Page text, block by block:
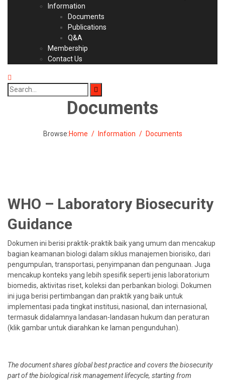
Information
Documents
Publications
Q&A
Membership
Contact Us
Search
for:
Documents
Browse:Home Information Documents
WHO – Laboratory Biosecurity
Guidance
Dokumen ini berisi praktik-praktik baik yang umum dan mencakup
bagian keamanan biologi dalam siklus manajemen biorisiko, dari
pengumpulan, transportasi, penyimpanan dan pengunaan. Juga
mencakup konteks yang lebih spesifik seperti jenis laboratorium
biomedis, aktivitas riset, koleksi dan perbankan biologi. Dokumen
ini juga berisi pertimbangan dan praktik yang baik untuk
implementasi pada tingkat institusi, nasional, dan internasional,
termasuk didalamnya landasan-landasan hukum dan peraturan
(klik gambar untuk diarahkan ke laman pengunduhan).
The document shares global best practice and covers the biosecurity
part of the biological risk management lifecycle, starting from